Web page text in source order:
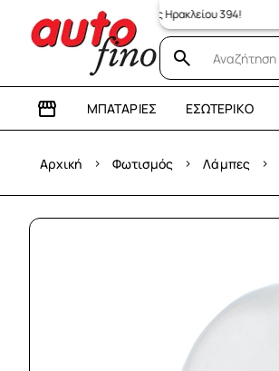
κατάστημα: Λεωφόρος Ηρακλείου 394!
ΜΠΑΤΑΡΊΕΣ ΕΣΩΤΕΡΙΚΌ
Αρχική › Φωτισμός › Λάμπες ›